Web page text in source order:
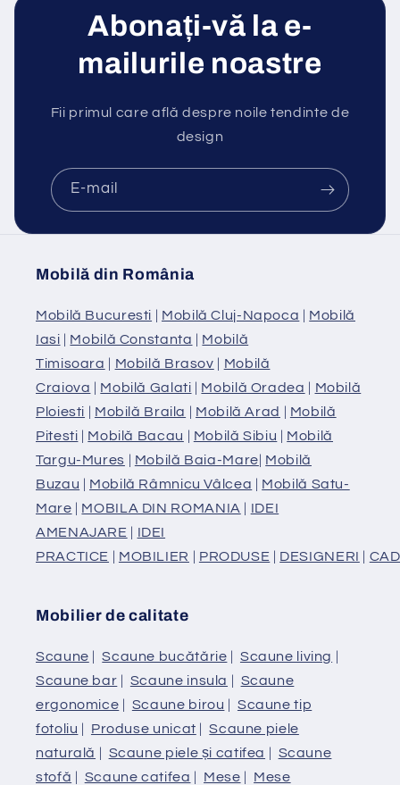
Abonați-vă la e-
mailurile noastre
Fii primul care află despre noile tendinte de
design
E-mail
Mobilă din România
Mobilă Bucuresti | Mobilă Cluj-Napoca | Mobilă
Iasi | Mobilă Constanta | Mobilă
Timisoara | Mobilă Brasov | Mobilă
Craiova | Mobilă Galati | Mobilă Oradea | Mobilă
Ploiesti | Mobilă Braila | Mobilă Arad | Mobilă
Pitesti | Mobilă Bacau | Mobilă Sibiu | Mobilă
Targu-Mures | Mobilă Baia-Mare| Mobilă
Buzau | Mobilă Râmnicu Vâlcea | Mobilă Satu-
Mare | MOBILA DIN ROMANIA | IDEI
AMENAJARE | IDEI
PRACTICE | MOBILIER | PRODUSE | DESIGNERI |
Mobilier de calitate
Scaune |Scaune bucătărie | Scaune living |
Scaune bar | Scaune insula | Scaune
ergonomice | Scaune birou | Scaune tip
fotoliu | Produse unicat |Scaune piele
naturală | Scaune piele și catifea | Scaune
stofă | Scaune catifea | Mese | Mese